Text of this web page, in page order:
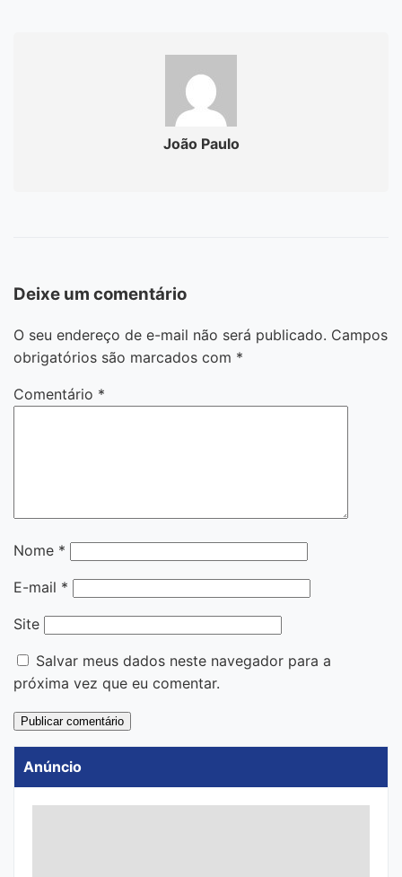
João Paulo
Deixe um comentário
O seu endereço de e-mail não será publicado. Campos
obrigatórios são marcados com *
Comentário *
Nome *
E-mail *
Site
Salvar meus dados neste navegador para a
próxima vez que eu comentar.
Anúncio